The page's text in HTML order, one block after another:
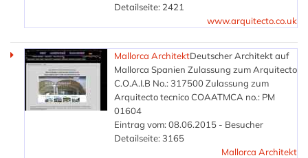
Detailseite: 2421
www.arquitecto.co.uk
Mallorca ArchitektDeutscher Architekt auf
Mallorca Spanien Zulassung zum Arquitecto
C.O.A.I.B No.: 317500 Zulassung zum
Arquitecto tecnico COAATMCA no.: PM
01604
Eintrag vom: 08.06.2015 - Besucher
Detailseite: 3165
Mallorca Architekt